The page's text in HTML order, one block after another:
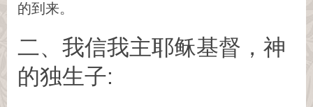
的到来。
二、我信我主耶稣基督，神
的独生子: